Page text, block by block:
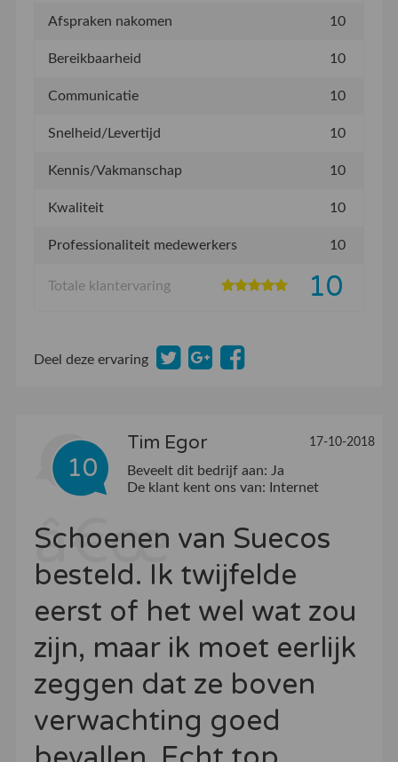
Afspraken nakomen 10
Bereikbaarheid 10
Communicatie 10
Snelheid/Levertijd 10
Kennis/Vakmanschap 10
Kwaliteit 10
Professionaliteit medewerkers 10
Totale klantervaring 10
Deel deze ervaring
10
Tim Egor 17-10-2018
Beveelt dit bedrijf aan: Ja
De klant kent ons van:
Internet
Schoenen van Suecos
besteld. Ik twijfelde
eerst of het wel wat zou
zijn, maar ik moet eerlijk
zeggen dat ze boven
verwachting goed